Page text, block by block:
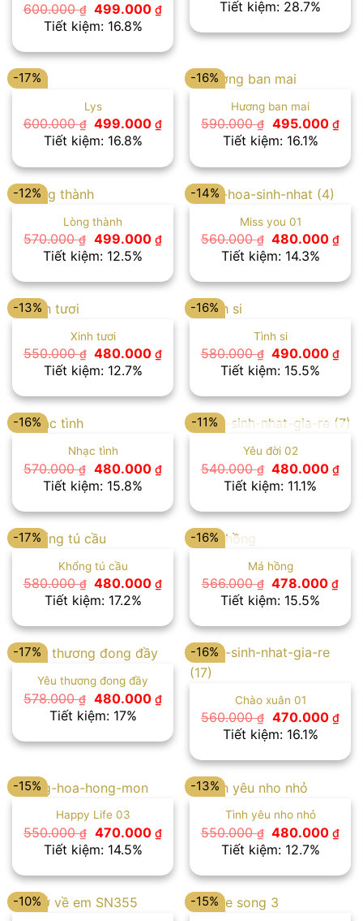
600.000₫ Giá
gốc
là:
499.000₫Giá
là:
499.000 ₫.
Tiết kiệm: 16.8%
là:
là:
Tiết kiệm: 28.7%
-17%
Lys
600.000₫ Giá
gốc
là:
499.000₫Giá
là:
499.000 ₫.
Tiết kiệm: 16.8%
-16%
Hương ban mai
590.000₫ Giá
gốc
là:
495.000 ₫Giá
hiện
là:
Tiết kiệm: 16.1%
-12%
Lòng thành
570.000₫ Giá
gốc
là:
499.000 ₫Giá
hiện
là:
499.000 ₫.
Tiết kiệm: 12.5%
-14%
Miss you 01
560.000₫ Giá
gốc
là:
480.000₫Giá
là:
Tiết kiệm: 14.3%
-13%
Xinh tươi
550.000₫ Giá
gốc
là:
480.000₫Giá
là:
480.000 ₫.
Tiết kiệm: 12.7%
-16%
Tình si
580.000₫ Giá
gốc
là:
490.000₫Giá
là:
Tiết kiệm: 15.5%
-16%
Nhạc tình
570.000₫ Giá
gốc
là:
480.000 ₫Giá
hiện
là:
480.000 ₫.
Tiết kiệm: 15.8%
-11%
HẾT HÀNG
Yêu đời 02
540.000₫ Giá
gốc
là:
480.000₫Giá
là:
Tiết kiệm: 11.1%
-17%
Khổng tú cầu
580.000₫ Giá
gốc
là:
480.000₫Giá
là:
480.000 ₫.
Tiết kiệm: 17.2%
-16%
HẾT HÀNG
Má hồng
566.000₫ Giá
gốc
là:
478.000₫Giá
là:
Tiết kiệm: 15.5%
-17%
Yêu thương đong đầy
578.000₫ Giá
gốc
là:
480.000 ₫Giá
hiện
là:
480.000 ₫.
Tiết kiệm: 17%
-16%
Chào xuân 01
560.000₫ Giá
gốc
là:
470.000 ₫Giá
hiện
là:
Tiết kiệm: 16.1%
-15%
Happy Life 03
550.000₫ Giá
gốc
là:
470.000 ₫Giá
hiện
là:
470.000 ₫.
Tiết kiệm: 14.5%
-13%
Tình yêu nho nhỏ
550.000₫ Giá
gốc
là:
480.000₫Giá
là:
Tiết kiệm: 12.7%
-10% -15%